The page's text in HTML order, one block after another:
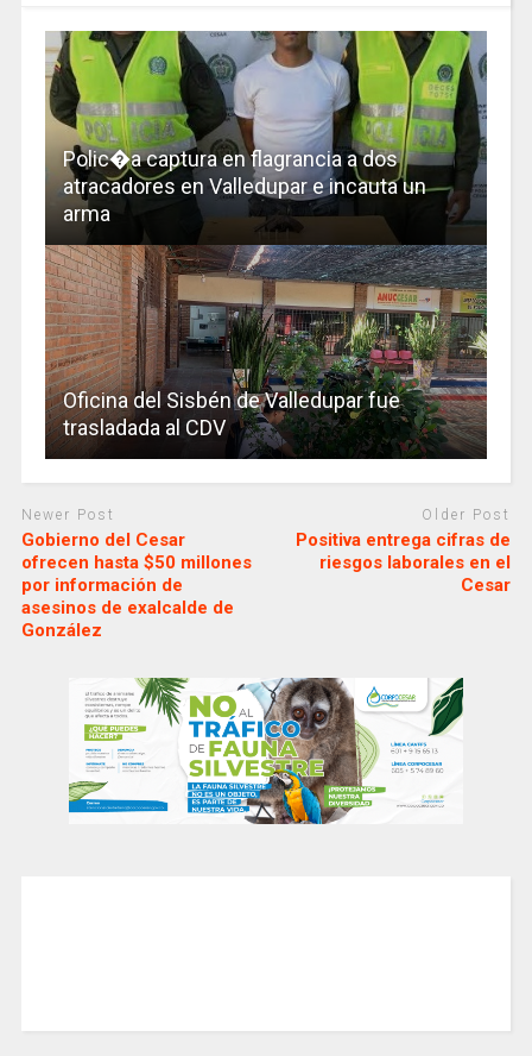
Polic�a captura en flagrancia a dos
atracadores en Valledupar e incauta un
arma
Oficina del Sisbén de Valledupar fue
trasladada al CDV
Newer Post
Gobierno del Cesar
ofrecen hasta $50 millones
por información de
asesinos de exalcalde de
González
Older Post
Positiva entrega cifras de
riesgos laborales en el
Cesar